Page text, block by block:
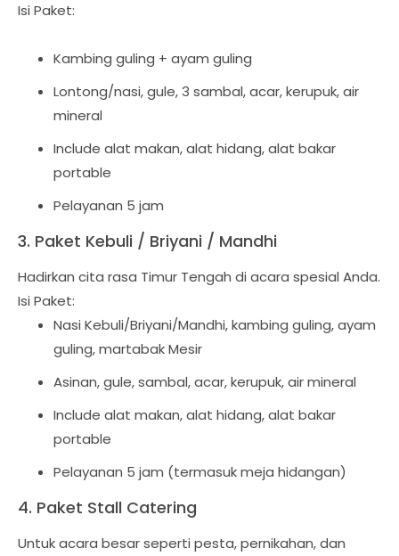
Isi Paket:
Kambing guling + ayam guling
Lontong/nasi, gule, 3 sambal, acar, kerupuk, air
mineral
Include alat makan, alat hidang, alat bakar
portable
Pelayanan 5 jam
3. Paket Kebuli / Briyani / Mandhi
Hadirkan cita rasa Timur Tengah di acara spesial Anda.
Isi Paket:
Nasi Kebuli/Briyani/Mandhi, kambing guling, ayam
guling, martabak Mesir
Asinan, gule, sambal, acar, kerupuk, air mineral
Include alat makan, alat hidang, alat bakar
portable
Pelayanan 5 jam (termasuk meja hidangan)
4. Paket Stall Catering
Untuk acara besar seperti pesta, pernikahan, dan